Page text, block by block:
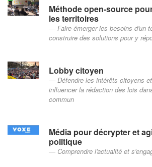
Méthode open-source
les territoires
Faire émerger les besoins d'un
construire des solutions pour y
Lobby citoyen
Défendre les intérêts citoyens
influencer la rédaction des lois
commun
Média pour décrypter et
politique
Comprendre l'actualité et